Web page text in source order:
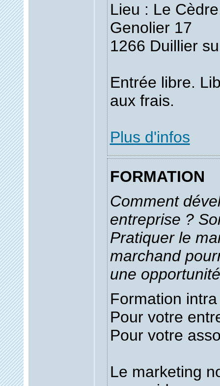
Lieu : Le
Genolier 17
1266 Duillier
Entrée libre.
aux frais.
Plus d'infos
FORMATION
Comment
entreprise ?
Pratiquer le
marchand
une
Formation
Pour votre
Pour votre
Le marketing